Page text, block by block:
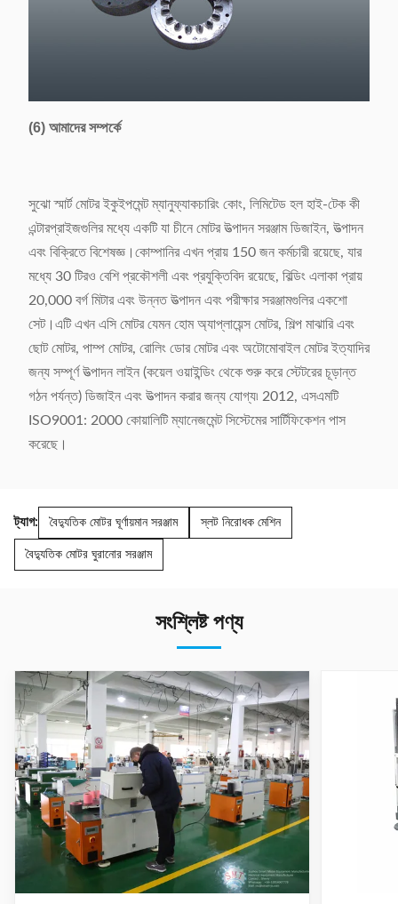
(6) আমাদের সম্পর্কে
সুঝো স্মার্ট মোটর ইকুইপমেন্ট ম্যানুফ্যাকচারিং কোং, লিমিটেড হল হাই-টেক কী
এন্টারপ্রাইজগুলির মধ্যে একটি যা চীনে মোটর উত্পাদন সরঞ্জাম ডিজাইন, উত্পাদন
এবং বিক্রিতে বিশেষজ্ঞ।কোম্পানির এখন প্রায় 150 জন কর্মচারী রয়েছে, যার
মধ্যে 30 টিরও বেশি প্রকৌশলী এবং প্রযুক্তিবিদ রয়েছে, বিল্ডিং এলাকা প্রায়
20,000 বর্গ মিটার এবং উন্নত উত্পাদন এবং পরীক্ষার সরঞ্জামগুলির একশো
সেট।এটি এখন এসি মোটর যেমন হোম অ্যাপ্লায়েন্স মোটর, শিল্প মাঝারি এবং
ছোট মোটর, পাম্প মোটর, রোলিং ডোর মোটর এবং অটোমোবাইল মোটর ইত্যাদির
জন্য সম্পূর্ণ উত্পাদন লাইন (কয়েল ওয়াইন্ডিং থেকে শুরু করে স্টেটরের চূড়ান্ত
গঠন পর্যন্ত) ডিজাইন এবং উত্পাদন করার জন্য যোগ্য৷ 2012, এসএমটি
ISO9001: 2000 কোয়ালিটি ম্যানেজমেন্ট সিস্টেমের সার্টিফিকেশন পাস
করেছে।
ট্যাগ: বৈদ্যুতিক মোটর ঘূর্ণায়মান সরঞ্জাম স্লট নিরোধক মেশিন
বৈদ্যুতিক মোটর ঘুরানোর সরঞ্জাম
সংশ্লিষ্ট পণ্য